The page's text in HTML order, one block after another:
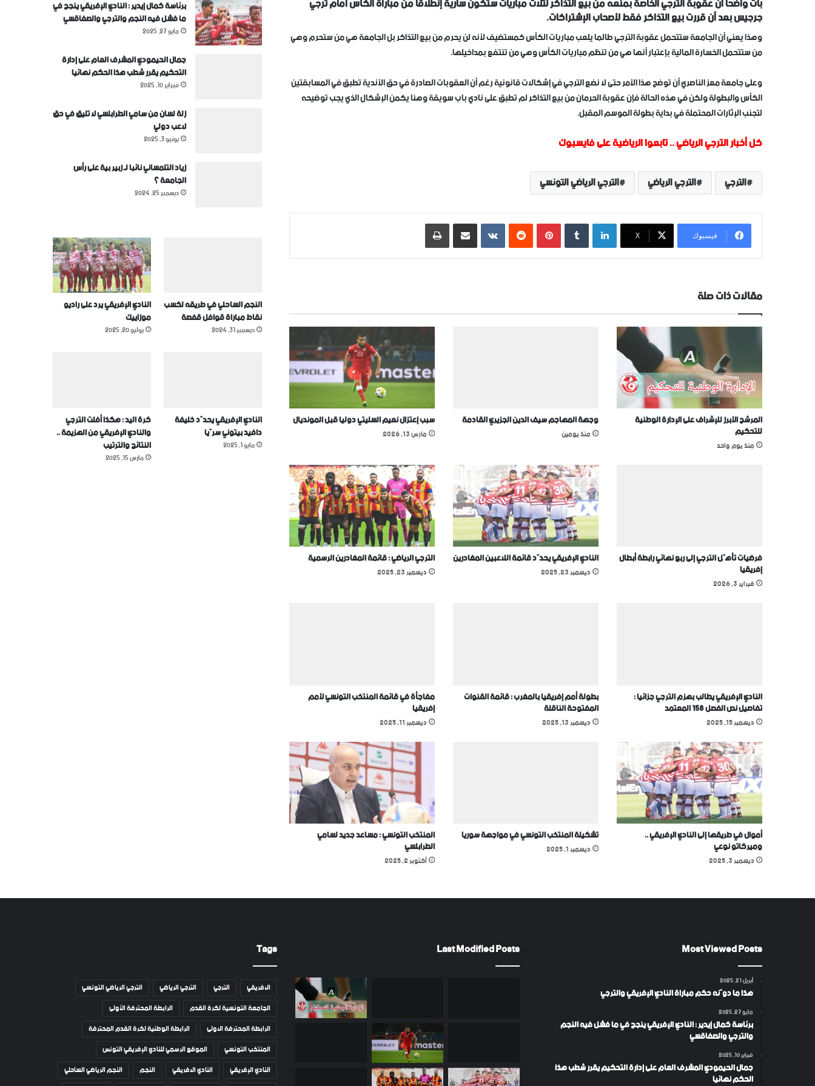
جرجيس بعد أن قررت بيع التذاكر فقط ﻷصحاب الإشتراكات.
وهذا يعني أن الجامعة ستتحمل عقوبة الترجي طالما يلعب مباريات الكأس كمستضيف ﻷنه لن يحرم من بيع التذاكر بل الجامعة هي من ستحرم وهي
من ستتحمل الخسارة المالية بإعتبار أنها هي من تنظم مباريات الكأس وهي من تنتفع بمداخيلها.
وعلى جامعة معز الناصري أن توضح هذا الأمر حتى لا نضع الترجي في إشكالات قانونية رغم أن العقوبات الصادرة في حق الأندية تطبق في المسابقتين
الكأس والبطولة ولكن في هذه الحالة فإن عقوبة الحرمان من بيع التذاكر لم تطبق على نادي باب سويقة وهنا يكمن الإشكال الذي يجب توضيحه
لتجنب الإثارات المحتملة في بداية بطولة الموسم المقبل.
كل أخبار الترجي الرياضي..تابعوا الرياضية على فايسبوك
الترجي الترجي الرياضي الترجي الرياضي التونسي
فيسبوك ‫X
لينكدإن بينتيريست ‏VKontakte
مقالات ذات صلة
المرشح الأبرز للإشراف على الإدارة الوطنية
للتحكيم
منذ يوم واحد
وجهة المهاجم سيف الدين الجزيري القادمة
منذ يومين
سبب إعتزال نعيم السليتي دوليا قبل المونديال
مارس 13, 2026
فرضيات تأهّل الترجي إلى ربع نهائي رابطة أبطال
إفريقيا
فبراير 3, 2026
النادي الإفريقي يحدّد قائمة اللاعبين المغادرين
ديسمبر 23, 2025
الترجي الرياضي : قائمة المغادرين الرسمية
ديسمبر 23, 2025
النادي الإفريقي يطالب بهزم الترجي جزائيا :
تفاصيل نص الفصل 158 المعتمد
ديسمبر 15, 2025
بطولة أمم إفريقيا بالمغرب : قائمة القنوات
المفتوحة الناقلة
ديسمبر 13, 2025
مفاجأة في قائمة المنتخب التونسي ﻷمم
إفريقيا
ديسمبر 11, 2025
أموال في طريقها إلى النادي الإفريقي ..
وميركاتو نوعي
ديسمبر 3, 2025
تشكيلة المنتخب التونسي في مواجهة سوريا
ديسمبر 1, 2025
المنتخب التونسي : مساعد جديد لسامي
الطرابلسي
أكتوبر 2, 2025
برئاسة كمال إيدير : النادي الإفريقي ينجح في
ما فشل فيه النجم والترجي والصفاقسي
مايو 27, 2025
جمال الحيمودي المشرف العام على إدارة
التحكيم يقرر شطب هذا الحكم نهائيا
فبراير 10, 2025
زلة لسان من سامي الطرابلسي لا تليق في حق
لاعب دولي
يونيو 3, 2025
زياد التلمساني نائبا لـ زبير بية على رأس
الجامعة ؟
ديسمبر 25, 2024
النجم الساحلي في طريقه لكسب
نقاط مباراة قوافل قفصة
ديسمبر 31, 2024
النادي الإفريقي يرد على راديو
موزاييك
يوليو 20, 2025
النادي الإفريقي يحدّد خليفة
دافيد بيتوني سرّيا
مايو 1, 2025
كرة اليد : هكذا أفلت الترجي
والنادي الإفريقي من الهزيمة ..
النتائج والترتيب
مارس 15, 2025
Most Viewed Posts
أبريل 21, 2025
هذا ما دوّنه حكم مباراة النادي الإفريقي والترجي
مايو 27, 2025
برئاسة كمال إيدير : النادي الإفريقي ينجح في ما فشل فيه النجم
والترجي والصفاقسي
فبراير 10, 2025
جمال الحيمودي المشرف العام على إدارة التحكيم يقرر شطب هذا
الحكم نهائيا
Last Modified Posts
Tags
الافريقي الترجي الترجي الرياضي
الترجي الرياضي التونسي
الجامعة التونسية لكرة القدم
الرابطة المحترفة الأولى
الرابطة المحترفة الاولى
الرابطة الوطنية لكرة القدم المحترفة
المنتخب التونسي
الموقع الرسمي للنادي الإفريقي التونس
النادي الإفريقي
النادي الافريقي النجم
النجم الرياضي الساحلي